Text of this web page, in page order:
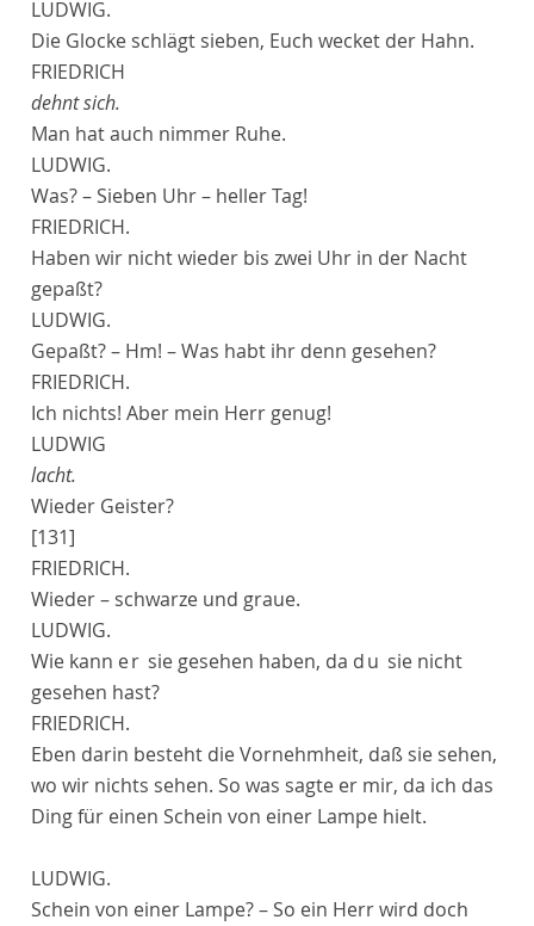
LUDWIG.
Die Glocke schlägt sieben, Euch wecket der Hahn.
FRIEDRICH
dehnt sich.
Man hat auch nimmer Ruhe.
LUDWIG.
Was? – Sieben Uhr – heller Tag!
FRIEDRICH.
Haben wir nicht wieder bis zwei Uhr in der Nacht
gepaßt?
LUDWIG.
Gepaßt? – Hm! – Was habt ihr denn gesehen?
FRIEDRICH.
Ich nichts! Aber mein Herr genug!
LUDWIG
lacht.
Wieder Geister?
[131]
FRIEDRICH.
Wieder – schwarze und graue.
LUDWIG.
Wie kann er sie gesehen haben, da du sie nicht
gesehen hast?
FRIEDRICH.
Eben darin besteht die Vornehmheit, daß sie sehen,
wo wir nichts sehen. So was sagte er mir, da ich das
Ding für einen Schein von einer Lampe hielt.
LUDWIG.
Schein von einer Lampe? – So ein Herr wird doch